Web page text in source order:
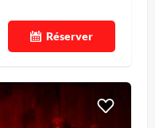
Réserver